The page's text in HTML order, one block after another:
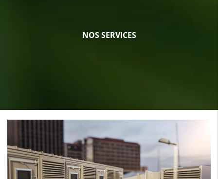
NOS SERVICES